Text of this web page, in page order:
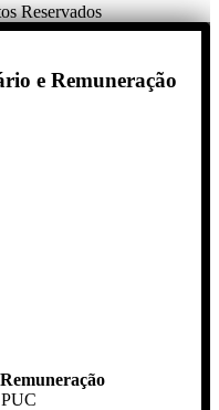
Reservados
e Remuneração